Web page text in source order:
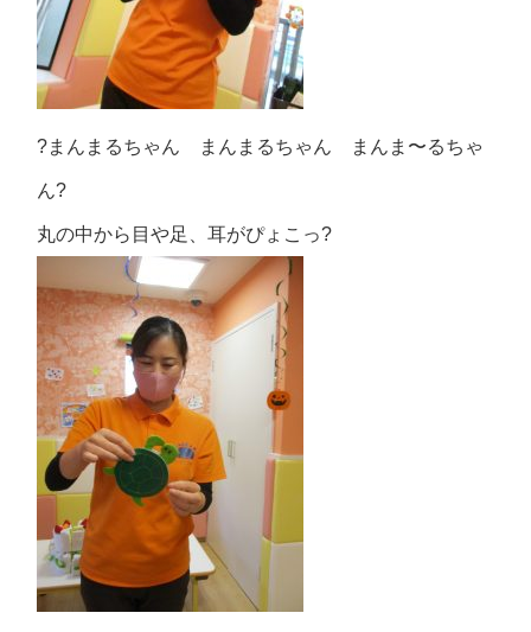
?まんまるちゃん まんまるちゃん まんま〜るちゃ
ん?
丸の中から目や足、耳がぴょこっ?